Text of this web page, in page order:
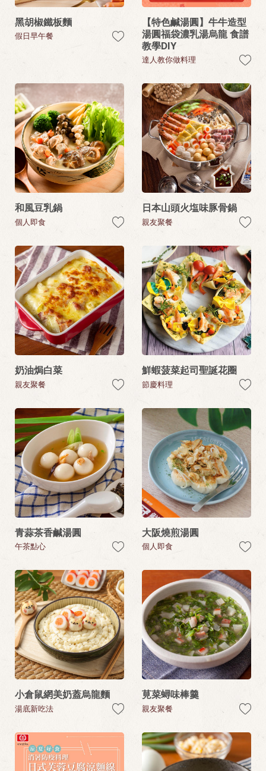
黑胡椒鐵板麵
假日早午餐
【特色鹹湯圓】牛牛造型
湯圓福袋濃乳湯烏龍 食譜
教學DIY
達人教你做料理
和風豆乳鍋
個人即食
日本山頭火塩味豚骨鍋
親友聚餐
奶油焗白菜
親友聚餐
鮮蝦菠菜起司聖誕花圈
節慶料理
青蒜茶香鹹湯圓
午茶點心
大阪燒煎湯圓
個人即食
小倉鼠網美奶蓋烏龍麵
湯底新吃法
莧菜蟳味棒羹
親友聚餐